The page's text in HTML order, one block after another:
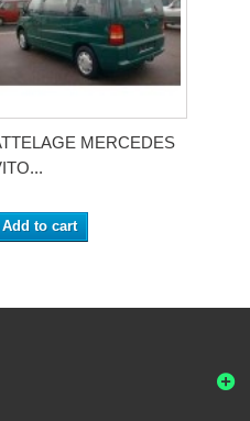
MERCEDES
Add to cart